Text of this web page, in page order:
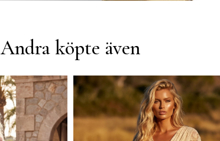
Andra köpte även